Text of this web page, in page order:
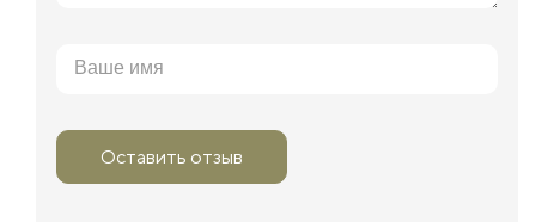
Оставить отзыв